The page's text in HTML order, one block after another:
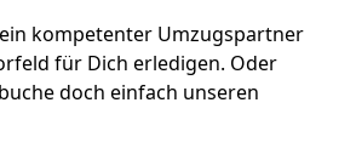
kompetenter Umzugspartner
für Dich erledigen. Oder
doch einfach unseren